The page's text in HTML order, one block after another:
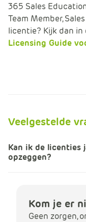
365 Sales
Team Member,
licentie? Kijk dan in
Licensing Guide
Veelgestelde
Kan ik de licenties
opzeggen?
Kom je er
Geen zorgen,